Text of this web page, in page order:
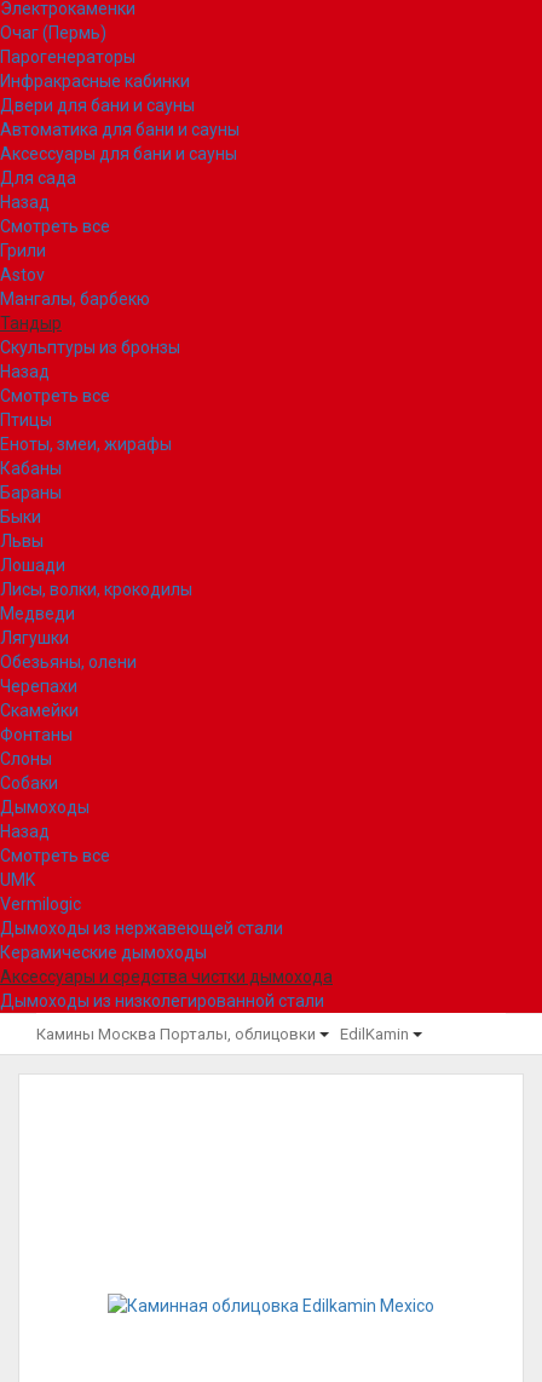
Электрокаменки
Очаг (Пермь)
Парогенераторы
Инфракрасные кабинки
Двери для бани и сауны
Автоматика для бани и сауны
Аксессуары для бани и сауны
Для сада
Назад
Смотреть все
Грили
Astov
Мангалы, барбекю
Тандыр
Скульптуры из бронзы
Назад
Смотреть все
Птицы
Еноты, змеи, жирафы
Кабаны
Бараны
Быки
Львы
Лошади
Лисы, волки, крокодилы
Медведи
Лягушки
Обезьяны, олени
Черепахи
Скамейки
Фонтаны
Слоны
Собаки
Дымоходы
Назад
Смотреть все
UMK
Vermilogic
Дымоходы из нержавеющей стали
Керамические дымоходы
Аксессуары и средства чистки дымохода
Дымоходы из низколегированной стали
Камины Москва Порталы, облицовки EdilKamin